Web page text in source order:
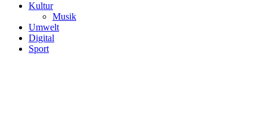
Kultur
Musik
Umwelt
Digital
Sport